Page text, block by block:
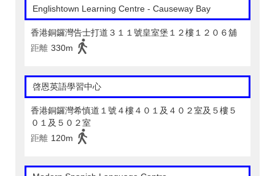
Englishtown Learning Centre‎ - Causeway Bay
香港銅鑼灣告士打道３１１號皇室堡１２樓１２０６舖
距離 330m
啓恩英語學習中心
香港銅鑼灣希慎道１號４樓４０１及４０２室及５樓５
０１及５０２室
距離 120m